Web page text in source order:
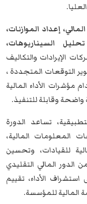
إعداد الموازنات،
السيناريوهات،
الإيرادات والتكاليف
التوقعات المتجددة ،
مؤشرات الأداء المالية
واضحة وقابلة للتنفيذ.
تساعد الدورة
المعلومات المالية،
للقيادات، وتحسين
المالي التقليدي
استشراف الأداء، تقييم
المالية للمؤسسة.